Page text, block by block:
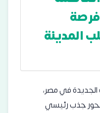
فرصة
المدينة
الجديدة في مصر،
جذب رئيسي